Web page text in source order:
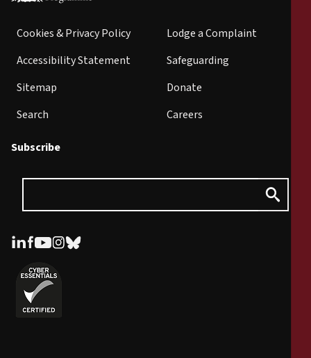
Cookies & Privacy Policy
Accessibility Statement
Sitemap
Search
Lodge a Complaint
Safeguarding
Donate
Careers
Subscribe